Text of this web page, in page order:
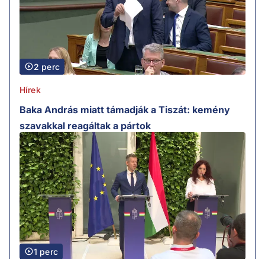
2 perc
Hírek
Baka András miatt támadják a Tiszát: kemény
szavakkal reagáltak a pártok
1 perc